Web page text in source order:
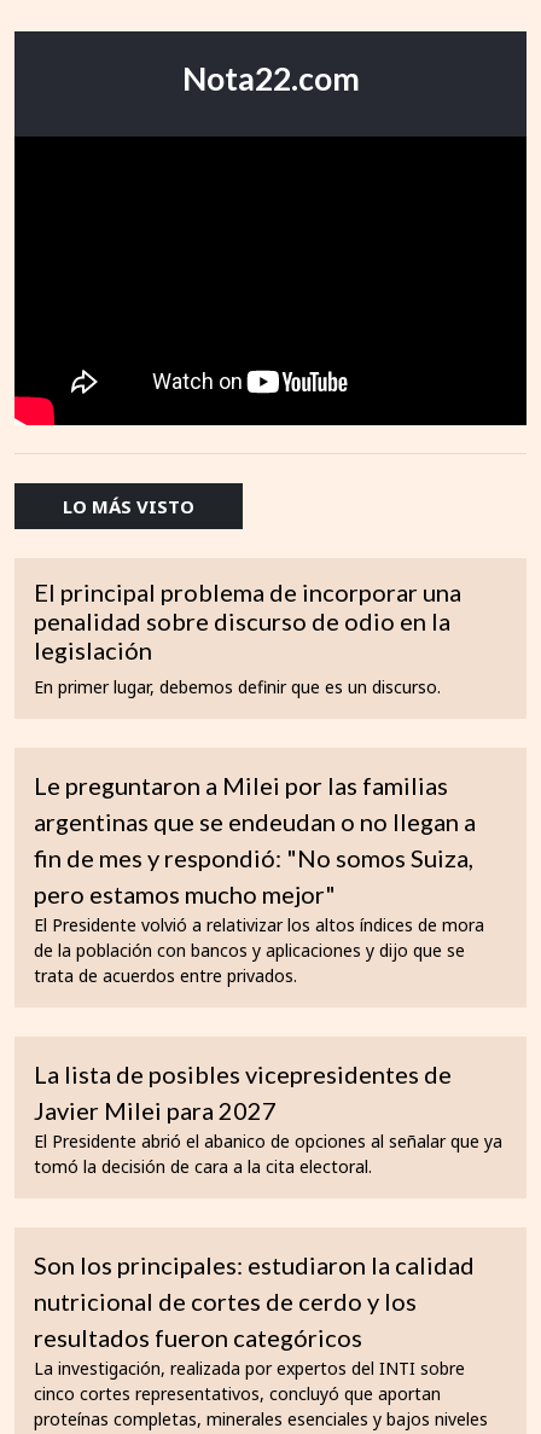
Nota22.com
LO MÁS VISTO
El principal problema de incorporar una
penalidad sobre discurso de odio en la
legislación
En primer lugar, debemos definir que es un discurso.
Le preguntaron a Milei por las familias
argentinas que se endeudan o no llegan a
fin de mes y respondió: "No somos Suiza,
pero estamos mucho mejor"
El Presidente volvió a relativizar los altos índices de mora
de la población con bancos y aplicaciones y dijo que se
trata de acuerdos entre privados.
La lista de posibles vicepresidentes de
Javier Milei para 2027
El Presidente abrió el abanico de opciones al señalar que ya
tomó la decisión de cara a la cita electoral.
Son los principales: estudiaron la calidad
nutricional de cortes de cerdo y los
resultados fueron categóricos
La investigación, realizada por expertos del INTI sobre
cinco cortes representativos, concluyó que aportan
proteínas completas, minerales esenciales y bajos niveles